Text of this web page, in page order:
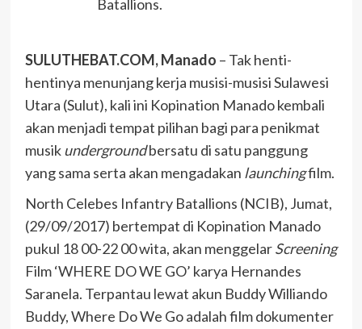
Batallions.
SULUTHEBAT.COM, Manado – Tak henti-
hentinya menunjang kerja musisi-musisi Sulawesi
Utara (Sulut), kali ini Kopination Manado kembali
akan menjadi tempat pilihan bagi para penikmat
musikundergroundbersatu di satu panggung
yang sama serta akan mengadakan launchingfilm.
North Celebes Infantry Batallions (NCIB), Jumat,
(29/09/2017) bertempat di Kopination Manado
pukul 18 00-22 00 wita, akan menggelarScreening
Film ‘WHERE DO WE GO’ karya Hernandes
Saranela. Terpantau lewat akun Buddy Williando
Buddy, Where Do We Go adalah film dokumenter